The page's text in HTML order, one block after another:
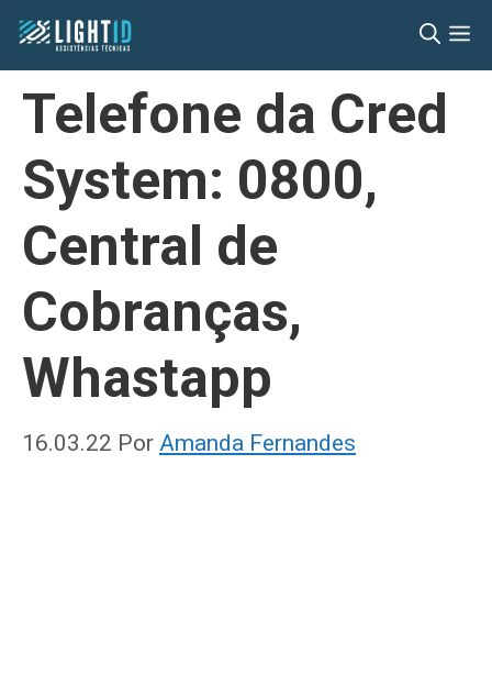
Pular
para
conteúdo
Telefone da Cred
System: 0800,
Central de
Cobranças,
Whastapp
16.03.22 Por Amanda Fernandes